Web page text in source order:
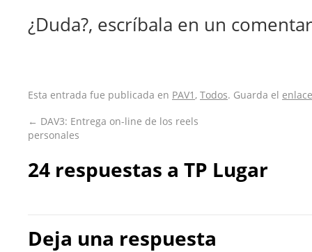
¿Duda?, escríbala en un
Esta entrada fue publicada en PAV1 , Todos. Guarda el
← DAV3: Entrega on-line de los reels
personales
24 respuestas a TP Lugar
Deja una respuesta